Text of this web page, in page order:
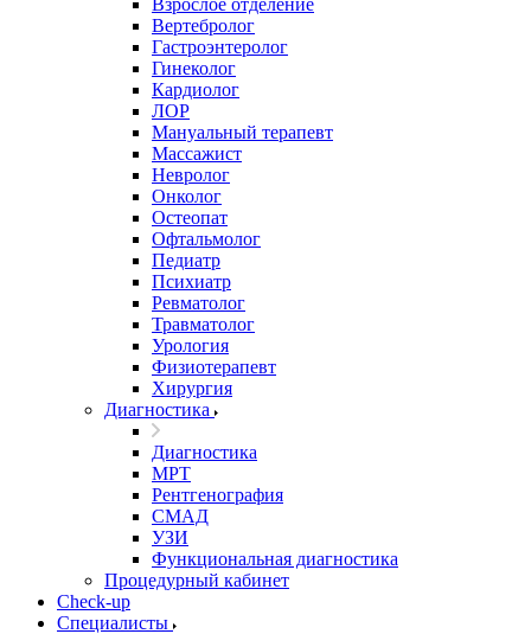
Взрослое отделение
Вертебролог
Гастроэнтеролог
Гинеколог
Кардиолог
ЛОР
Мануальный терапевт
Массажист
Невролог
Онколог
Остеопат
Офтальмолог
Педиатр
Психиатр
Ревматолог
Травматолог
Урология
Физиотерапевт
Хирургия
Диагностика
Диагностика
МРТ
Рентгенография
СМАД
УЗИ
Функциональная диагностика
Процедурный кабинет
Cheсk-up
Специалисты